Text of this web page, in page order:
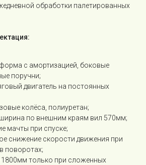
обработки палетированных
с амортизацией, боковые
поручни;
двигатель на постоянных
колёса, полиуретан;
по внешним краям вил 570мм;
мачты при спуске;
снижение скорости движения при
поворотах;
только при сложенных